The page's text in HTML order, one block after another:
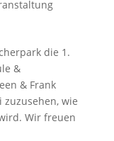
die 1.
&
& Frank
wie
Wir freuen